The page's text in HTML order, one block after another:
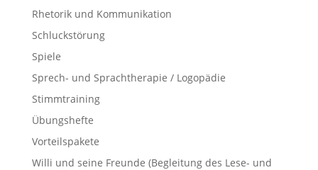
Rhetorik und Kommunikation
Schluckstörung
Spiele
Sprech- und Sprachtherapie / Logopädie
Stimmtraining
Übungshefte
Vorteilspakete
Willi und seine Freunde (Begleitung des Lese- und